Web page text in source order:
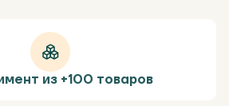
из +100 товаров